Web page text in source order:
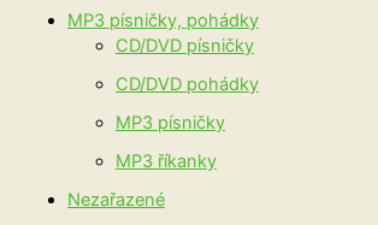
MP3 písničky, pohádky
CD/DVD písničky
CD/DVD pohádky
MP3 písničky
MP3 říkanky
Nezařazené